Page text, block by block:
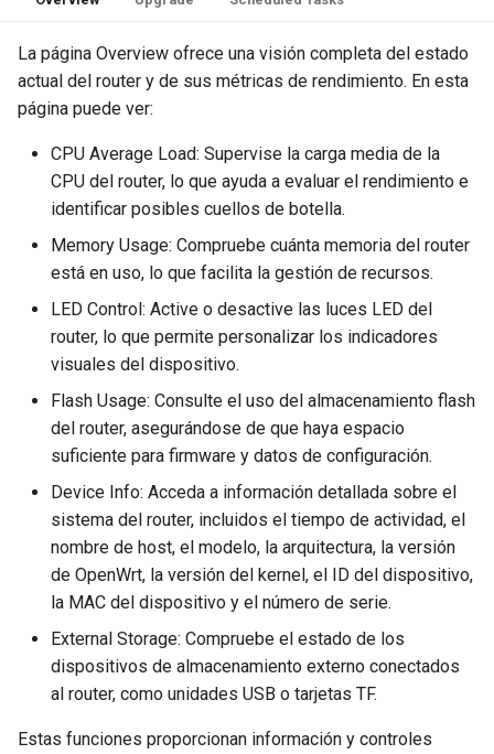
La página Overview ofrece una visión completa del estado
actual del router y de sus métricas de rendimiento. En esta
página puede ver:
CPU Average Load: Supervise la carga media de la
CPU del router, lo que ayuda a evaluar el rendimiento e
identificar posibles cuellos de botella.
Memory Usage: Compruebe cuánta memoria del router
está en uso, lo que facilita la gestión de recursos.
LED Control: Active o desactive las luces LED del
router, lo que permite personalizar los indicadores
visuales del dispositivo.
Flash Usage: Consulte el uso del almacenamiento flash
del router, asegurándose de que haya espacio
suficiente para firmware y datos de configuración.
Device Info: Acceda a información detallada sobre el
sistema del router, incluidos el tiempo de actividad, el
nombre de host, el modelo, la arquitectura, la versión
de OpenWrt, la versión del kernel, el ID del dispositivo,
la MAC del dispositivo y el número de serie.
External Storage: Compruebe el estado de los
dispositivos de almacenamiento externo conectados
al router, como unidades USB o tarjetas TF.
Estas funciones proporcionan información y controles